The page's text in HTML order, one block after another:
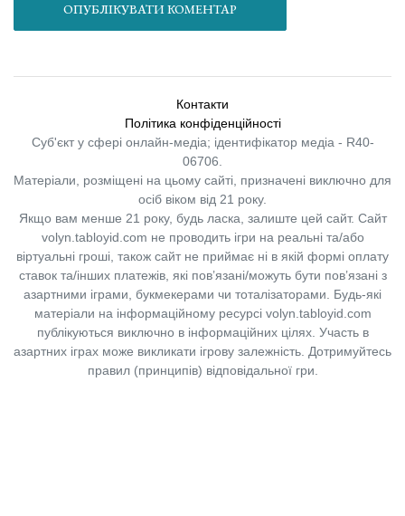
ОПУБЛІКУВАТИ КОМЕНТАР
Контакти
Політика конфіденційності
Суб'єкт у сфері онлайн-медіа; ідентифікатор медіа - R40-
06706.
Матеріали, розміщені на цьому сайті, призначені виключно для
осіб віком від 21 року.
Якщо вам менше 21 року, будь ласка, залиште цей сайт. Сайт
volyn.tabloyid.com не проводить ігри на реальні та/або
віртуальні гроші, також сайт не приймає ні в якій формі оплату
ставок та/інших платежів, які пов’язані/можуть бути пов’язані з
азартними іграми, букмекерами чи тоталізаторами. Будь-які
матеріали на інформаційному ресурсі volyn.tabloyid.com
публікуються виключно в інформаційних цілях. Участь в
азартних іграх може викликати ігрову залежність. Дотримуйтесь
правил (принципів) відповідальної гри.